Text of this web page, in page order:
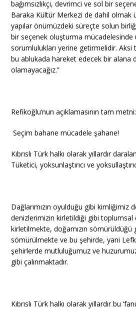
bağımsızlıkçı, devrimci ve sol bir
Baraka Kültür Merkezi de dahil olmak
yapılar önümüzdeki süreçte solun
bir seçenek oluşturma mücadelesinde
sorumlulukları yerine getirmelidir.
bu ablukada hareket edecek bir alana
olamayacağız.”
Refikoğlu’nun açıklamasının tam metni:
Seçim bahane mücadele şahane!
Kıbrıslı Türk halkı olarak yıllardır
Tüketici, yoksunlaştırıcı ve
Dağlarımızın oyulduğu gibi kimliğimiz
denizlerimizin kirletildiği gibi toplumsal
kirletilmekte, doğamızın sömürüldüğü
sömürülmekte ve bu şehirde, yani
şehirlerde mutluluğumuz ve
gibi çalınmaktadır.
Kıbrıslı Türk halkı olarak yıllardır bu